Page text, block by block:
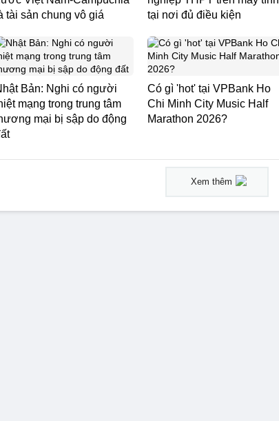
tài sản chung vô giá
tại nơi đủ điều kiện
Bản: Nghi có người
mạng trong trung tâm
mại bị sập do động
Có gì 'hot' tại VPBank Ho
Chi Minh City Music Half
Marathon 2026?
Xem thêm